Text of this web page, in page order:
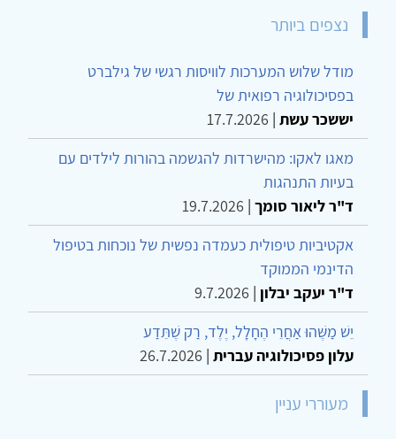
נצפים ביותר
מודל שלוש המערכות לוויסות רגשי של גילברט
בפסיכולוגיה רפואית של
יששכר עשת |
17.7.2026
מאגו לאקו: מהישרדות להגשמה בהורות לילדים עם
בעיות התנהגות
ד"ר ליאור סומך |
19.7.2026
אקטיביות טיפולית כעמדה נפשית של נוכחות בטיפול
הדינמי הממוקד
ד"ר יעקב יבלון |
9.7.2026
יֵשׁ מַשֶּׁהוּ אַחֲרֵי הֶחָלָל, יֶלֶד, רַק שֶׁתֵּדַע
עלון פסיכולוגיה עברית |
26.7.2026
מעוררי עניין